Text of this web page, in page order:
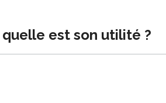
est son utilité ?